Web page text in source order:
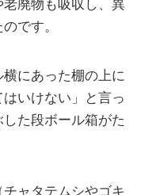
廃物も吸収し、異
です。
にあった棚の上に
いけない」と言っ
た段ボール箱がた
ャタテムシやゴキ